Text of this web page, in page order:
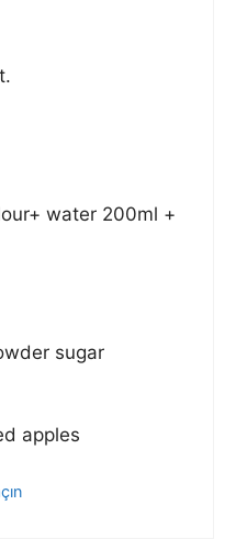
water 200ml +
sugar
apples